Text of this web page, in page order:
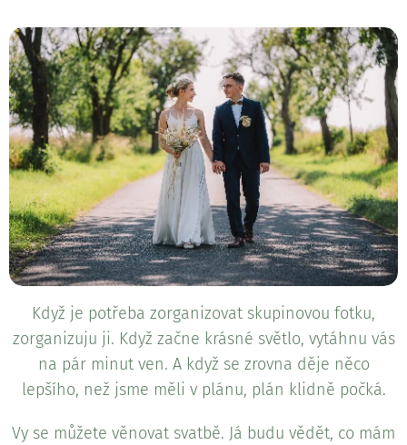
Když je potřeba zorganizovat skupinovou fotku,
zorganizuju ji. Když začne krásné světlo, vytáhnu vás
na pár minut ven. A když se zrovna děje něco
lepšího, než jsme měli v plánu, plán klidně počká.
Vy se můžete věnovat svatbě. Já budu vědět, co mám